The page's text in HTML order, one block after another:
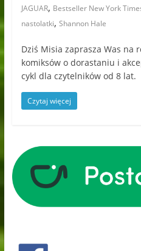
JAGUAR, Bestseller New York
nastolatki, Shannon Hale
Dziś Misia zaprasza Was na
komiksów o dorastaniu i
cykl dla czytelników od 8 lat.
Czytaj więcej